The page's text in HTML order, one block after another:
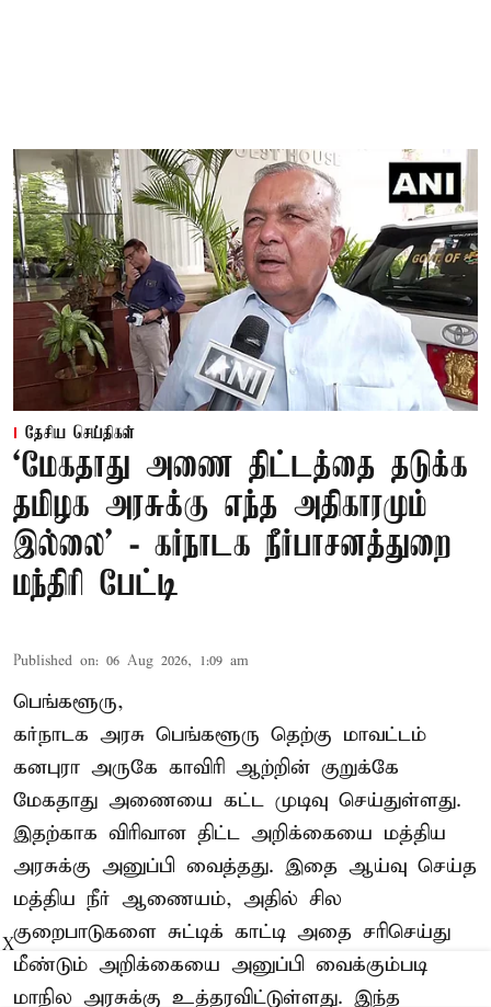
தேசிய செய்திகள்
‘மேகதாது அணை திட்டத்தை தடுக்க
தமிழக அரசுக்கு எந்த அதிகாரமும்
இல்லை’ - கர்நாடக நீர்பாசனத்துறை
மந்திரி பேட்டி
Published on: 06 Aug 2026, 1:09 am
பெங்களூரு,
கர்நாடக அரசு பெங்களூரு தெற்கு மாவட்டம்
கனபுரா அருகே காவிரி ஆற்றின் குறுக்கே
மேகதாது அணையை கட்ட முடிவு செய்துள்ளது.
இதற்காக விரிவான திட்ட அறிக்கையை மத்திய
அரசுக்கு அனுப்பி வைத்தது. இதை ஆய்வு செய்த
மத்திய நீர் ஆணையம், அதில் சில
குறைபாடுகளை சுட்டிக் காட்டி அதை சரிசெய்து
மீண்டும் அறிக்கையை அனுப்பி வைக்கும்படி
மாநில அரசுக்கு உத்தரவிட்டுள்ளது. இந்த
X